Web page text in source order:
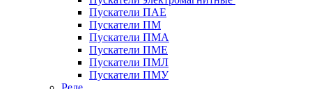
Пускатели ПАЕ
Пускатели ПМ
Пускатели ПМА
Пускатели ПМЕ
Пускатели ПМЛ
Пускатели ПМУ